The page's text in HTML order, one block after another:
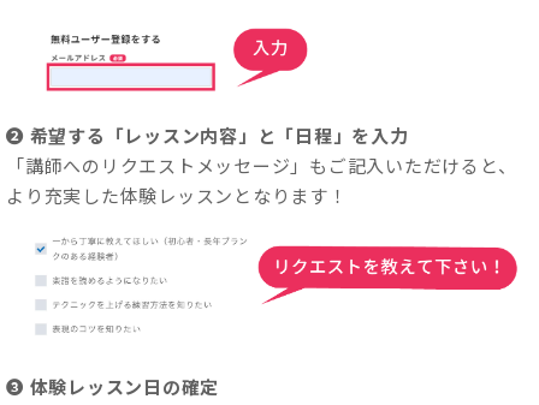
❷ 希望する「レッスン内容」と「日程」を入力
「講師へのリクエストメッセージ」もご記入いただけると、
より充実した体験レッスンとなります！
❸ 体験レッスン日の確定